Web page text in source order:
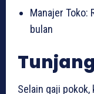
Manajer Toko:
bulan
Selain gaji